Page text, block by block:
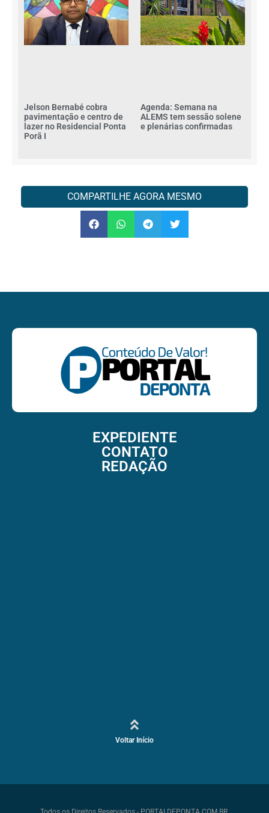
Jelson Bernabé cobra
pavimentação e centro de
lazer no Residencial Ponta
Porã I
Agenda: Semana na
ALEMS tem sessão solene
e plenárias confirmadas
COMPARTILHE AGORA MESMO
EXPEDIENTE
CONTATO
REDAÇÃO
Voltar Início